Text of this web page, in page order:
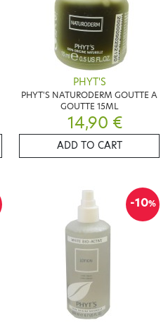
PHYT'S
PHYT'S NATURODERM GOUTTE A
GOUTTE 15ML
14,90 €
ADD TO CART
-10%